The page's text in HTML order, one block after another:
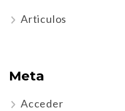
Articulos
Meta
Acceder